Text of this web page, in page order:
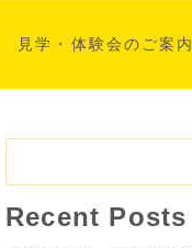
見学・体験会のご案内
Recent Posts